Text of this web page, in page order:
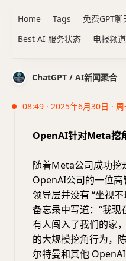
ChatGPT / AI新闻聚合
08:49 · 2025年6月30日 ·
OpenAI针对Meta挖
随着Meta公司成功挖
OpenAI公司的一位
领导层并没有 “坐视
备忘录中写道：“我
有人闯入了我们的家
的大规模挖角行为，
尔特曼和其他
Home Tags 免费GPT聊
Best AI 服务状态
电报频道